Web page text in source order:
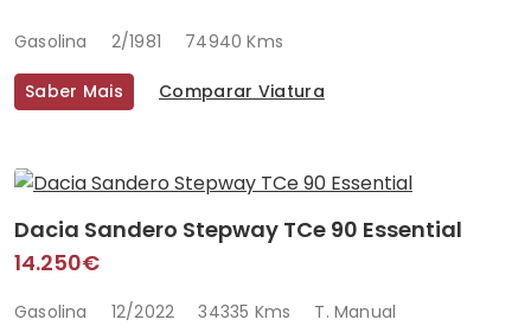
Gasolina 2/1981 74940 Kms
Saber Mais Comparar Viatura
Dacia Sandero Stepway TCe 90 Essential
14.250€
Gasolina 12/2022 34335 Kms T. Manual